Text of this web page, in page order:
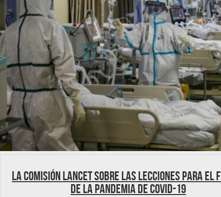
La Comisión Lancet sobre las lecciones para el
de la pandemia de COVID-19